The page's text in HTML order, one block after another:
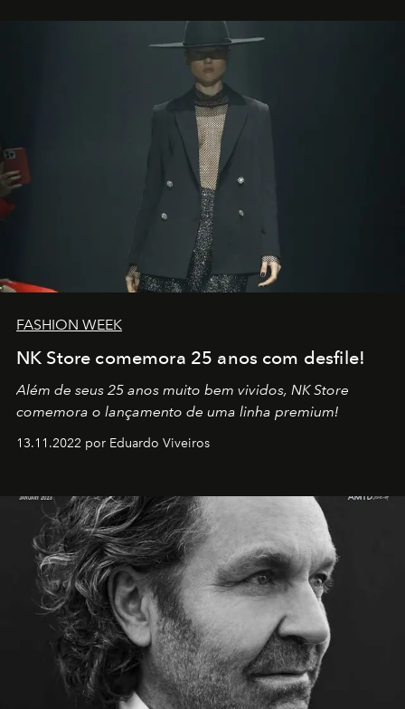
por propósitos, com um claro senso de missão na vida e
FASHION WEEK
NK Store comemora 25 anos com desfile!
Além de seus 25 anos muito bem vividos, NK Store
comemora o lançamento de uma linha premium!
13.11.2022 por Eduardo Viveiros